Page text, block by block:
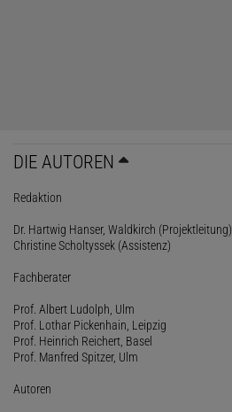
DIE AUTOREN
Redaktion
Dr. Hartwig Hanser, Waldkirch (Projektleitung)
Christine Scholtyssek (Assistenz)
Fachberater
Prof. Albert Ludolph, Ulm
Prof. Lothar Pickenhain, Leipzig
Prof. Heinrich Reichert, Basel
Prof. Manfred Spitzer, Ulm
Autoren